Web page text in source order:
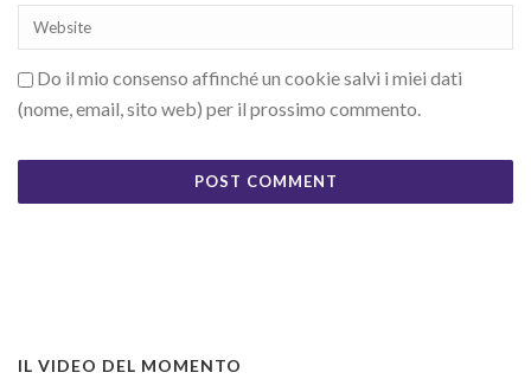
Do il mio consenso affinché un cookie salvi i miei dati
(nome, email, sito web) per il prossimo commento.
IL VIDEO DEL MOMENTO